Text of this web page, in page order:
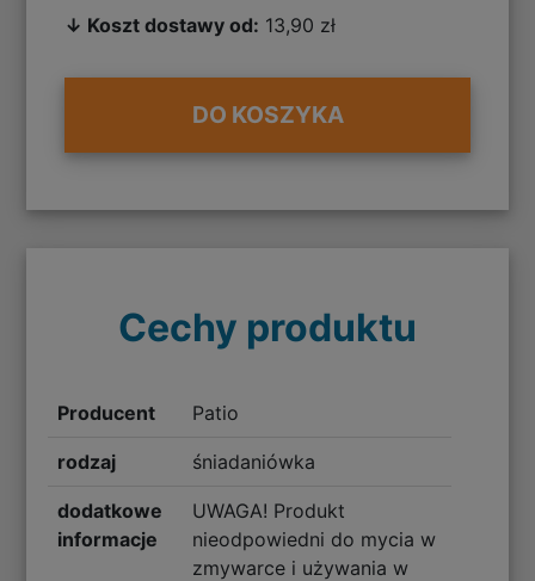
↓ Koszt dostawy od: 13,90 zł
DO KOSZYKA
Cechy produktu
Producent Patio
rodzaj śniadaniówka
dodatkowe
informacje
UWAGA! Produkt
nieodpowiedni do mycia w
zmywarce i używania w